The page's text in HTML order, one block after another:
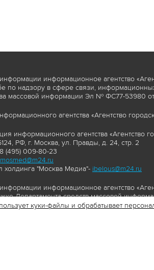
информационное агентство
по надзору в сфере связи,
массовой информации Эл № ФС77-53980
агентства «Агентство
информационного агентства «Агентство
РФ, г. Москва, ул. Правды, д. 24, стр. 2
(495) 009-80-23
mosmed@m24.ru
холдинга "Москва Медиа"- ibelous@m24.ru
информационное агентство
Департамента средств массовой
содержит материалы, товарные
куки-файлы и обрабатывает